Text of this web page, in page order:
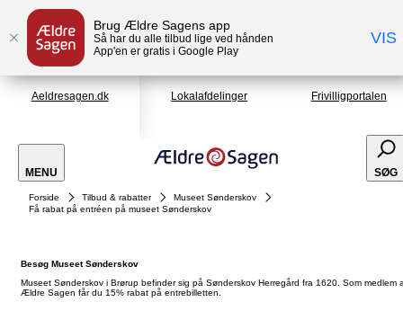
Brug Ældre Sagens app
Så har du alle tilbud lige ved hånden
App'en er gratis i Google Play
VIS
Aeldresagen.dk Lokalafdelinger Frivilligportalen
MENU SØG
Forside Tilbud & rabatter
Museet Sønderskov
Få rabat på entréen på museet Sønderskov
Besøg Museet Sønderskov
Museet Sønderskov i Brørup befinder sig på Sønderskov Herregård fra 1620. Som medlem
Ældre Sagen får du 15% rabat på entrebilletten.